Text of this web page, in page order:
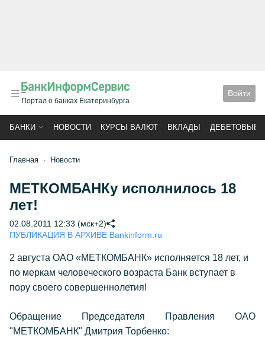
Портал о банках Екатеринбурга
Войти
БАНКИ НОВОСТИ КУРСЫ ВАЛЮТ ВКЛАДЫ ДЕБЕТОВЫЕ
Главная Новости
МЕТКОМБАНКу исполнилось 18
лет!
02.08.2011 12:33 (мск+2)
ПУБЛИКАЦИЯ В АРХИВЕ Bankinform.ru
2 августа ОАО «МЕТКОМБАНК» исполняется 18 лет, и
по меркам человеческого возраста Банк вступает в
пору своего совершеннолетия!
Обращение Председателя Правления ОАО
"МЕТКОМБАНК" Дмитрия Торбенко: